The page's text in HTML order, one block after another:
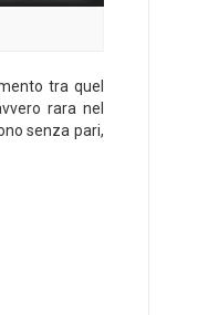
tra quel
rara nel
senza pari,